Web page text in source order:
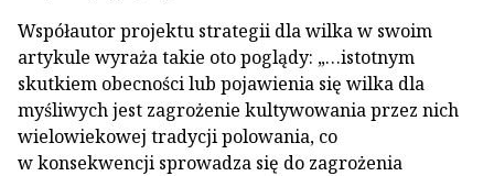
Współautor projektu strategii dla wilka w swoim
artykule wyraża takie oto poglądy: „…istotnym
skutkiem obecności lub pojawienia się wilka dla
myśliwych jest zagrożenie kultywowania przez nich
wielowiekowej tradycji polowania, co
w konsekwencji sprowadza się do zagrożenia